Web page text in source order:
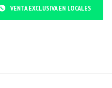
VENTA EXCLUSIVA EN LOCALES